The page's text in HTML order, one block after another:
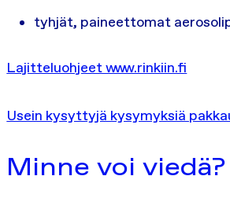
tyhjät, paineettomat
Lajitteluohjeet www.rinkiin.fi
Usein kysyttyjä kysymyksiä
Minne voi viedä?